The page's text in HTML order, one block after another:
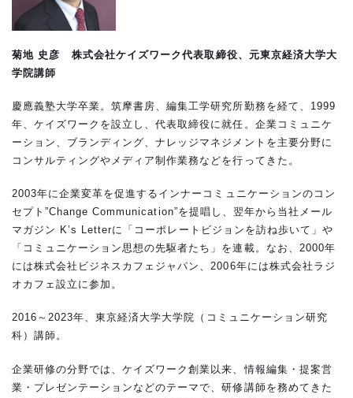
菊地 史彦株式会社ケイズワーク代表取締役、元東京経済大学大
学院講師
慶應義塾大学卒業。筑摩書房、編集工学研究所勤務を経て、1999
年、ケイズワークを設立し、代表取締役に就任。企業コミュニケ
ーション、ブランディング、ナレッジマネジメントを主要分野に
コンサルティングやメディア制作業務などを行ってきた。
2003年に企業変革を促進するインナーコミュニケーションのコン
セプト”Change Communication”を提唱し、翌年から当社メール
マガジン K’s Letterに「コーポレートビジョンを訪ね歩いて」や
「コミュニケーション思想の先駆者たち」を連載。なお、2000年
には株式会社ビジネスカフェジャパン、2006年には株式会社ラジ
オカフェ設立に参加。
2016～2023年、東京経済大学大学院（コミュニケーション研究
科）講師。
企業研修の分野では、ケイズワーク創業以来、情報編集・提案営
業・プレゼンテーションなどのテーマで、研修講師を務めてきた